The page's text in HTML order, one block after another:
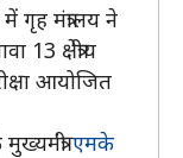
मंत्रालय ने
13 क्षेत्रीय
आयोजित
एमके